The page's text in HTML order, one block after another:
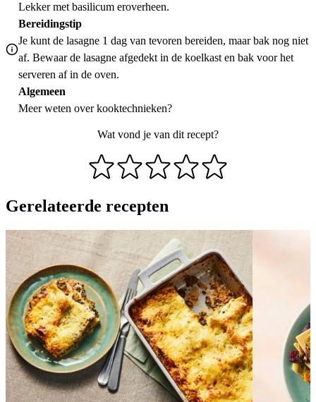
Lekker met basilicum eroverheen.
Bereidingstip
Je kunt de lasagne 1 dag van tevoren bereiden, maar bak nog niet
af. Bewaar de lasagne afgedekt in de koelkast en bak voor het
serveren af in de oven.
Algemeen
Meer weten overkooktechnieken?
Wat vond je van dit recept?
Gerelateerde recepten